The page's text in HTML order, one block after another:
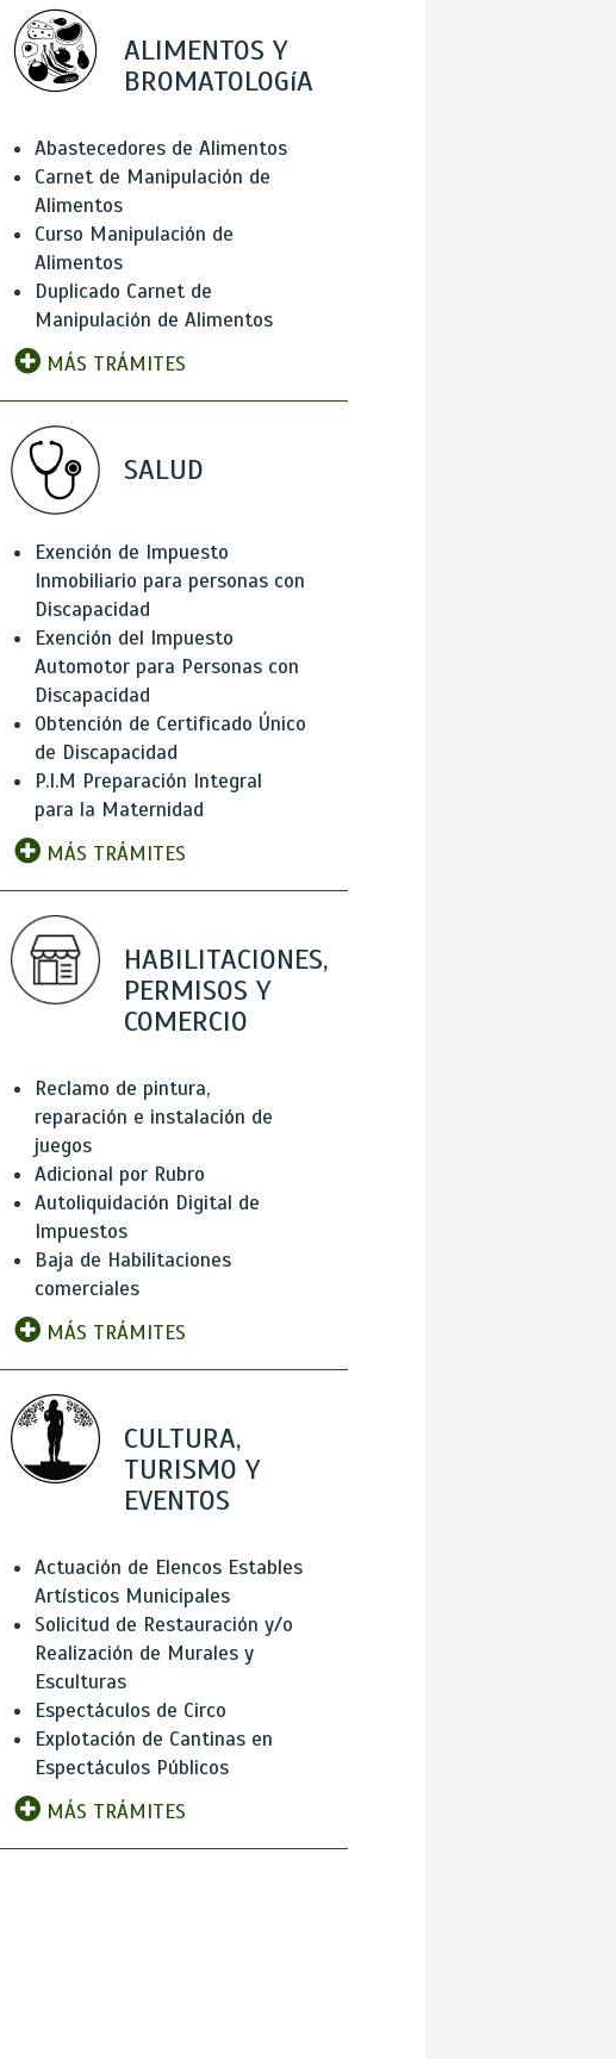
ALIMENTOS Y
BROMATOLOGíA
Abastecedores de Alimentos
Carnet de Manipulación de
Alimentos
Curso Manipulación de
Alimentos
Duplicado Carnet de
Manipulación de Alimentos
MÁS TRÁMITES
SALUD
Exención de Impuesto
Inmobiliario para personas con
Discapacidad
Exención del Impuesto
Automotor para Personas con
Discapacidad
Obtención de Certificado Único
de Discapacidad
P.I.M Preparación Integral
para la Maternidad
MÁS TRÁMITES
HABILITACIONES,
PERMISOS Y
COMERCIO
Reclamo de pintura,
reparación e instalación de
juegos
Adicional por Rubro
Autoliquidación Digital de
Impuestos
Baja de Habilitaciones
comerciales
MÁS TRÁMITES
CULTURA,
TURISMO Y
EVENTOS
Actuación de Elencos Estables
Artísticos Municipales
Solicitud de Restauración y/o
Realización de Murales y
Esculturas
Espectáculos de Circo
Explotación de Cantinas en
Espectáculos Públicos
MÁS TRÁMITES